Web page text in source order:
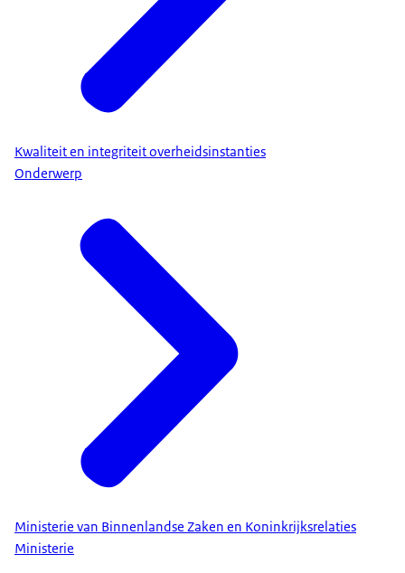
Kwaliteit en integriteit overheidsinstanties
Onderwerp
Ministerie van Binnenlandse Zaken en Koninkrijksrelaties
Ministerie